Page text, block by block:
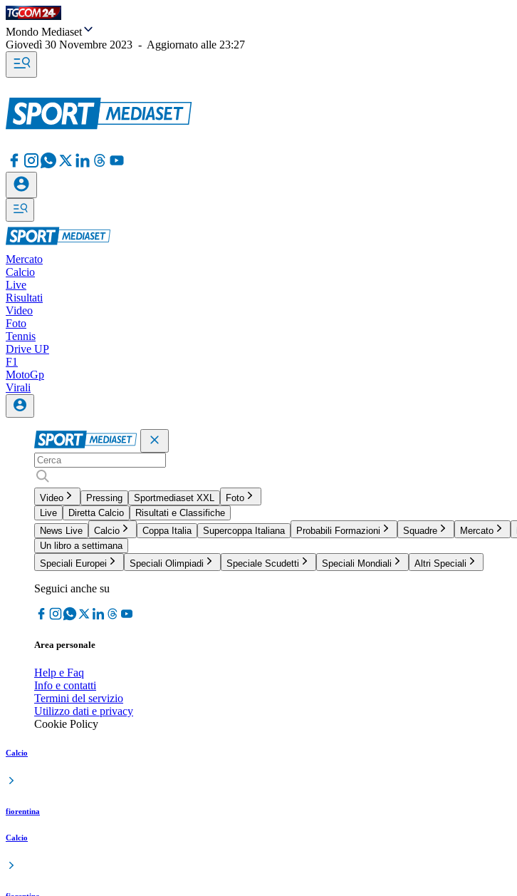
Mondo Mediaset
Giovedì 30 Novembre 2023 - Aggiornato alle 23:27
Mercato
Calcio
Live
Risultati
Video
Foto
Tennis
Drive UP
F1
MotoGp
Virali
Video Pressing Sportmediaset XXL
Foto
Live
Diretta Calcio
Risultati e Classifiche
News Live
Calcio Coppa Italia Supercoppa Italiana Probabili Formazioni Squadre Mercato
Un libro a settimana
Speciali Europei
Speciali Olimpiadi Speciale Scudetti Speciali Mondiali Altri Speciali
Seguici anche su
Area personale
Help e Faq
Info e contatti
Termini del servizio
Utilizzo dati e privacy
Cookie Policy
Calcio
fiorentina
Calcio